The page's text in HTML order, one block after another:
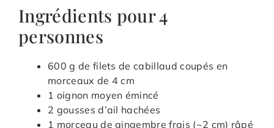
Ingrédients pour 4
personnes
600 g de filets de cabillaud coupés en
morceaux de 4 cm
1 oignon moyen émincé
2 gousses d’ail hachées
1 morceau de gingembre frais (~2 cm) râpé